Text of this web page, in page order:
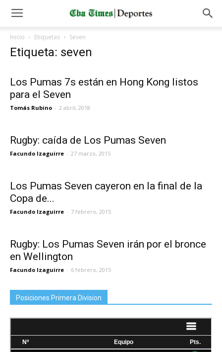
Inicio Etiquetas Seven
Etiqueta: seven
Los Pumas 7s están en Hong Kong listos
para el Seven
Tomás Rubino - 2 abril, 2018
Rugby: caída de Los Pumas Seven
Facundo Izaguirre - 27 marzo, 2015
Los Pumas Seven cayeron en la final de la
Copa de...
Facundo Izaguirre - 7 febrero, 2015
Rugby: Los Pumas Seven irán por el bronce
en Wellington
Facundo Izaguirre - 6 febrero, 2015
Posiciones Primera Division